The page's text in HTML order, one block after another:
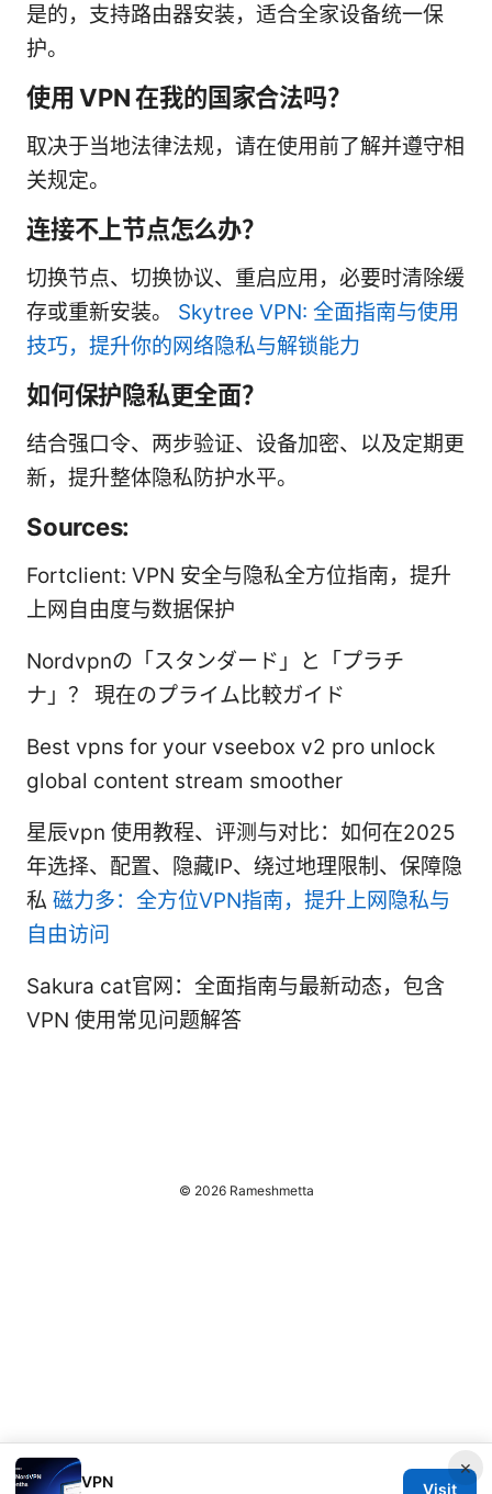
是的，支持路由器安装，适合全家设备统一保
护。
使用 VPN 在我的国家合法吗？
取决于当地法律法规，请在使用前了解并遵守相
关规定。
连接不上节点怎么办？
切换节点、切换协议、重启应用，必要时清除缓
存或重新安装。 Skytree VPN: 全面指南与使用
技巧，提升你的网络隐私与解锁能力
如何保护隐私更全面？
结合强口令、两步验证、设备加密、以及定期更
新，提升整体隐私防护水平。
Sources:
Fortclient: VPN 安全与隐私全方位指南，提升
上网自由度与数据保护
Nordvpnの「スタンダード」と「プラチ
ナ」？ 現在のプライム比較ガイド
Best vpns for your vseebox v2 pro unlock
global content stream smoother
星辰vpn 使用教程、评测与对比：如何在2025
年选择、配置、隐藏IP、绕过地理限制、保障隐
私 磁力多：全方位VPN指南，提升上网隐私与
自由访问
Sakura cat官网：全面指南与最新动态，包含
VPN 使用常见问题解答
×
VPN Visit
© 2026 Rameshmetta